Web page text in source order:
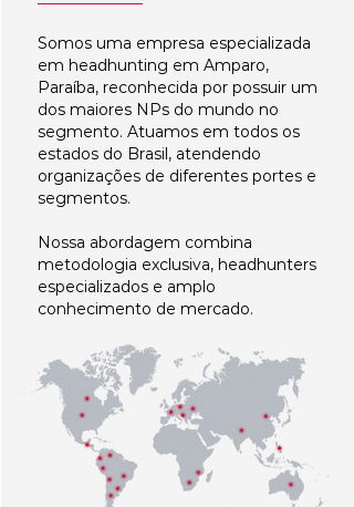
Somos uma empresa especializada
em headhunting em Amparo,
Paraíba, reconhecida por possuir um
dos maiores NPs do mundo no
segmento. Atuamos em todos os
estados do Brasil, atendendo
organizações de diferentes portes e
segmentos.
Nossa abordagem combina
metodologia exclusiva, headhunters
especializados e amplo
conhecimento de mercado.